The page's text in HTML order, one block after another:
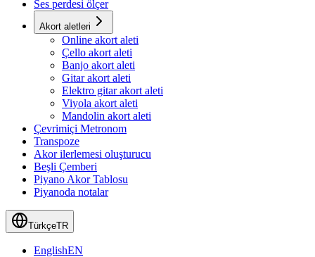
Ses perdesi ölçer
Akort aletleri
Online akort aleti
Çello akort aleti
Banjo akort aleti
Gitar akort aleti
Elektro gitar akort aleti
Viyola akort aleti
Mandolin akort aleti
Çevrimiçi Metronom
Transpoze
Akor ilerlemesi oluşturucu
Beşli Çemberi
Piyano Akor Tablosu
Piyanoda notalar
TürkçeTR
EnglishEN